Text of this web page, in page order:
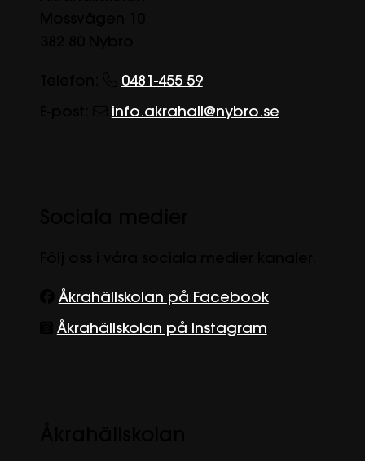
0481-455 59
info.akrahall@nybro.se
Åkrahällskolan på Facebook
Åkrahällskolan på Instagram